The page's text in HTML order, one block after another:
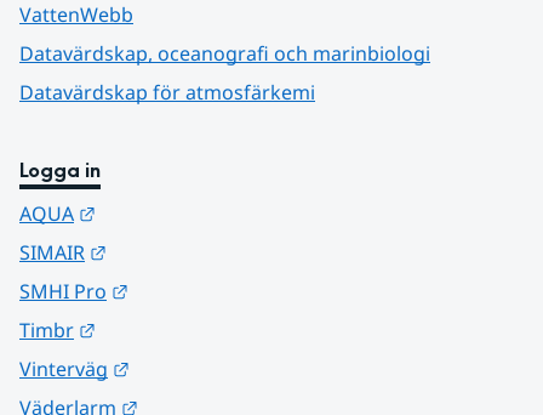
VattenWebb
Datavärdskap, oceanografi och marinbiologi
Datavärdskap för atmosfärkemi
Logga in
AQUA
SIMAIR
SMHI Pro
Timbr
Vinterväg
Väderlarm